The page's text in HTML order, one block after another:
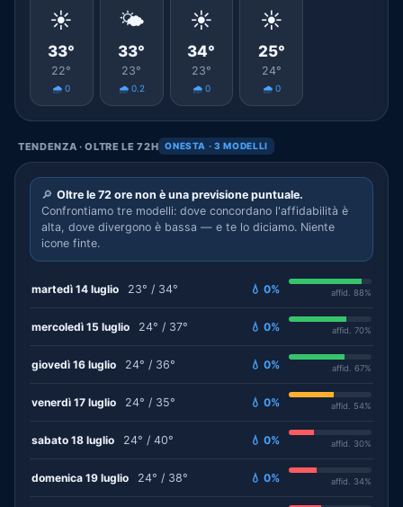
☀️
33°
22°
🌧️ 0
🌤️
33°
23°
🌧️ 0.2
☀️
34°
23°
🌧️ 0
☀️
25°
24°
🌧️ 0
TENDENZA · OLTRE LE 72H ONESTA · 3 MODELLI
🔎 Oltre le 72 ore non è una previsione puntuale.
Confrontiamo tre modelli: dove concordano l'affidabilità è
alta, dove divergono è bassa — e te lo diciamo. Niente
icone finte.
martedì 14 luglio 23° / 34° 💧 0% affid. 88%
mercoledì 15 luglio 24° / 37° 💧 0% affid. 70%
giovedì 16 luglio 24° / 36° 💧 0% affid. 67%
venerdì 17 luglio 24° / 35° 💧 0% affid. 54%
sabato 18 luglio 24° / 40° 💧 0% affid. 30%
domenica 19 luglio 24° / 38° 💧 0% affid. 34%